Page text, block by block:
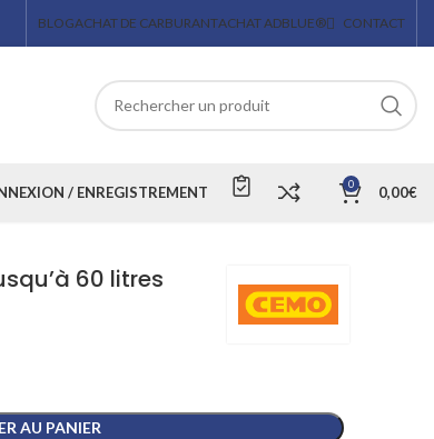
BLOGACHAT DE CARBURANTACHAT ADBLUE® CONTACT
/ ENREGISTREMENT 0 0,00€
60 litres
AU PANIER